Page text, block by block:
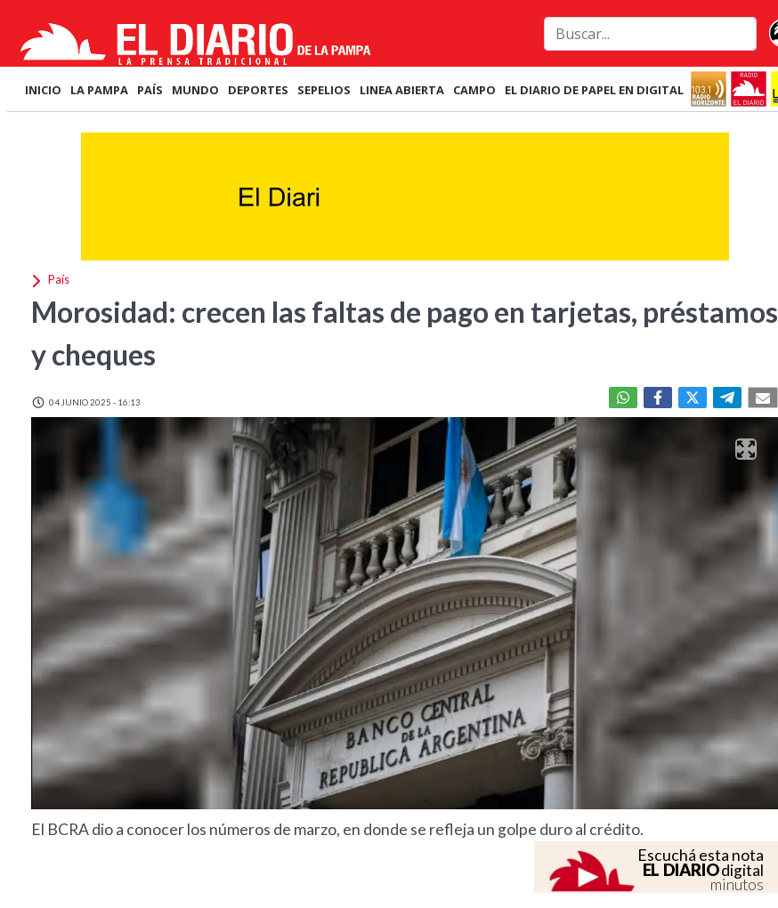
INICIO LA PAMPA PAÍS MUNDO DEPORTES SEPELIOS LINEA ABIERTA CAMPO EL DIARIO DE PAPEL EN DIGITAL
País
Morosidad: crecen las faltas de pago en tarjetas, préstamos
y cheques
04 JUNIO 2025 - 16:13
El BCRA dio a conocer los números de marzo, en donde se refleja un golpe duro al crédito.
Escuchá esta nota
EL DIARIOdigital
minutos